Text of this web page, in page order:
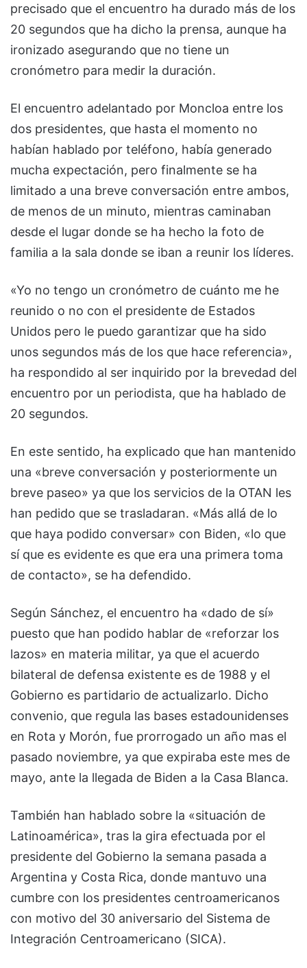
precisado que el encuentro ha durado más de los
20 segundos que ha dicho la prensa, aunque ha
ironizado asegurando que no tiene un
cronómetro para medir la duración.
El encuentro adelantado por Moncloa entre los
dos presidentes, que hasta el momento no
habían hablado por teléfono, había generado
mucha expectación, pero finalmente se ha
limitado a una breve conversación entre ambos,
de menos de un minuto, mientras caminaban
desde el lugar donde se ha hecho la foto de
familia a la sala donde se iban a reunir los líderes.
«Yo no tengo un cronómetro de cuánto me he
reunido o no con el presidente de Estados
Unidos pero le puedo garantizar que ha sido
unos segundos más de los que hace referencia»,
ha respondido al ser inquirido por la brevedad del
encuentro por un periodista, que ha hablado de
20 segundos.
En este sentido, ha explicado que han mantenido
una «breve conversación y posteriormente un
breve paseo» ya que los servicios de la OTAN les
han pedido que se trasladaran. «Más allá de lo
que haya podido conversar» con Biden, «lo que
sí que es evidente es que era una primera toma
de contacto», se ha defendido.
Según Sánchez, el encuentro ha «dado de sí»
puesto que han podido hablar de «reforzar los
lazos» en materia militar, ya que el acuerdo
bilateral de defensa existente es de 1988 y el
Gobierno es partidario de actualizarlo. Dicho
convenio, que regula las bases estadounidenses
en Rota y Morón, fue prorrogado un año mas el
pasado noviembre, ya que expiraba este mes de
mayo, ante la llegada de Biden a la Casa Blanca.
También han hablado sobre la «situación de
Latinoamérica», tras la gira efectuada por el
presidente del Gobierno la semana pasada a
Argentina y Costa Rica, donde mantuvo una
cumbre con los presidentes centroamericanos
con motivo del 30 aniversario del Sistema de
Integración Centroamericano (SICA).